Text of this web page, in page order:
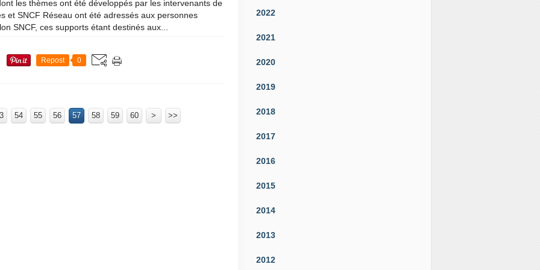
les thèmes ont été développés par les intervenants de
et SNCF Réseau ont été adressés aux personnes
SNCF, ces supports étant destinés aux...
Repost 0
54 55 56 57 58 59 60 70
80
90
100
> >>
2022
2021
2020
2019
2018
2017
2016
2015
2014
2013
2012